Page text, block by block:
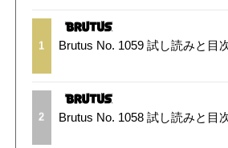
1 Brutus No. 1059 試し読みと目
2 Brutus No. 1058 試し読みと目